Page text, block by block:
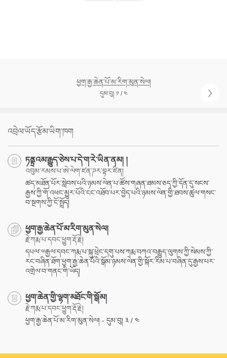
ཕྱག་རྒྱ་ཆེན་པོ་མ་རིག་མུན་སེལ།
དུམ་བུ། ༡ / ༤
འབྲེལ་ཡོད་རྩོམ་ཡིག་ཁག
ཏནྟྲའམ་རྒྱུད་ཅེས་པ་དེ་ག་རེ་ཡིན་ནམ། །
འབུམ་རམས་པ་ཨེ་ལེག་ཛན་ཌར་བྷར་ཛིན།
ཚད་མཐོན་པོར་སླེབས་པའི་ཉམས་ལེན་པ་ཚོས་གཞན་ཐམས་ཅད་ཀྱི་དོན་དུ་སངས་
རྒྱས་ཀྱི་གོ་འཕང་མྱུར་པོའི་ངང་འཐོབ་པར་བྱེད་པའི་ཉམས་ལེན་གྱི་ཐབས་ཚུལ་གསང་
བ་སྔགས་ཀྱི་ངོ་སྤྲོད།
ཕྱག་རྒྱ་ཆེན་པོ་མ་རིག་མུན་སེལ།
རྗེ་ཀརྨ་པ་དབང་ཕྱུག་རྡོ་རྗེ།
དཔལ་༧རྒྱལ་དབང་ཀརྨ་པ་སྐུ་ཕྲེང་དགུ་པས་ཀརྨ་བཀའ་བརྒྱུད་ལུགས་ཀྱི་སེམས་ཀྱི་
རང་བཞིན་ཐོག་ཕྱག་རྒྱ་ཆེན་པོའི་སྒོམ་ཉམས་ལེན་གྱི་སྐོར་རིམ་པ་བཞིན་དུ་རྒྱས་པར་
འགྲེལ་བ་གནང་གི་ཡོད།
ཕྱག་ཆེན་གྱི་ལྷག་མཐོང་གི་སྒོམ།
རྗེ་ཀརྨ་པ་དབང་ཕྱུག་རྡོ་རྗེ།
ཕྱག་རྒྱ་ཆེན་པོ་མ་རིག་མུན་སེལ། - དུམ་བུ། ༣ / ༤